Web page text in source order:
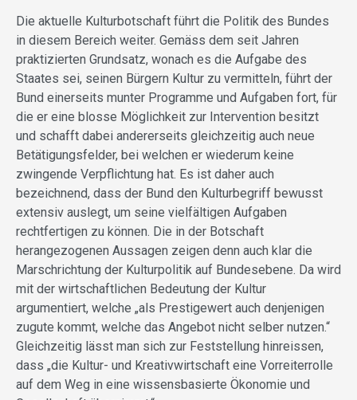
Die aktuelle Kulturbotschaft führt die Politik des Bundes
in diesem Bereich weiter. Gemäss dem seit Jahren
praktizierten Grundsatz, wonach es die Aufgabe des
Staates sei, seinen Bürgern Kultur zu vermitteln, führt der
Bund einerseits munter Programme und Aufgaben fort, für
die er eine blosse Möglichkeit zur Intervention besitzt
und schafft dabei andererseits gleichzeitig auch neue
Betätigungsfelder, bei welchen er wiederum keine
zwingende Verpflichtung hat. Es ist daher auch
bezeichnend, dass der Bund den Kulturbegriff bewusst
extensiv auslegt, um seine vielfältigen Aufgaben
rechtfertigen zu können. Die in der Botschaft
herangezogenen Aussagen zeigen denn auch klar die
Marschrichtung der Kulturpolitik auf Bundesebene. Da wird
mit der wirtschaftlichen Bedeutung der Kultur
argumentiert, welche „als Prestigewert auch denjenigen
zugute kommt, welche das Angebot nicht selber nutzen.“
Gleichzeitig lässt man sich zur Feststellung hinreissen,
dass „die Kultur- und Kreativwirtschaft eine Vorreiterrolle
auf dem Weg in eine wissensbasierte Ökonomie und